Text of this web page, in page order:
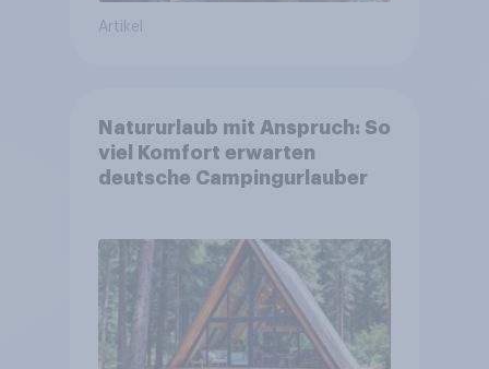
Artikel
Natururlaub mit Anspruch: So
viel Komfort erwarten
deutsche Campingurlauber